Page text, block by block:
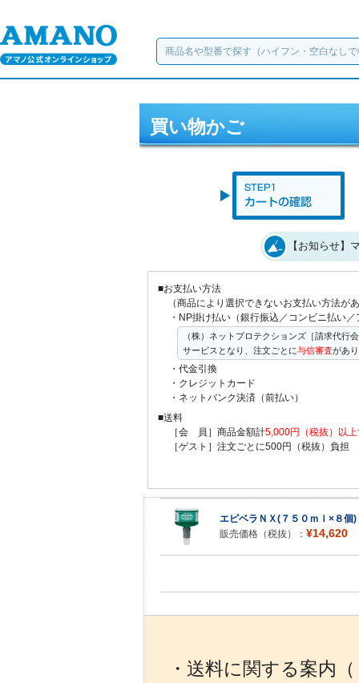
買い物かご
【お知らせ】
■お支払い方法
（商品により選択できないお支払い方法が
・NP掛け払い（銀行振込／コンビニ払い
（株）ネットプロテクションズ［請求代行
サービスとなり、注文ごとに与信審査があ
・代金引換
・クレジットカード
・ネットバンク決済（前払い）
■送料
［会 員］商品金額計5,000円（税抜）以上
［ゲスト］注文ごとに500円（税抜）負担
エピベラＮＸ(７５０ｍｌ×８個)
販売価格（税抜）： ¥14,620
・送料に関する案内